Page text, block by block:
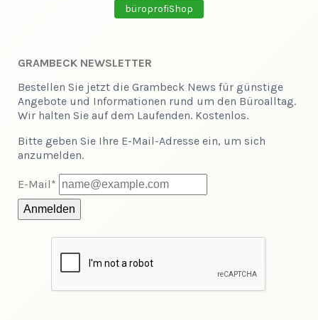
büroprofiShop
GRAMBECK NEWSLETTER
Bestellen Sie jetzt die Grambeck News für günstige
Angebote und Informationen rund um den Büroalltag.
Wir halten Sie auf dem Laufenden. Kostenlos.
Bitte geben Sie Ihre E-Mail-Adresse ein, um sich
anzumelden.
E-Mail*
Anmelden